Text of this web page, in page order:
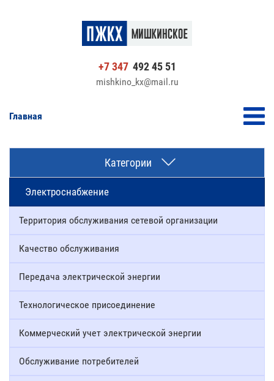
+7 347 492 45 51
mishkino_kx@mail.ru
Главная
Категории
Электроснабжение
Территория обслуживания сетевой организации
Качество обслуживания
Передача электрической энергии
Технологическое присоединение
Коммерческий учет электрической энергии
Обслуживание потребителей